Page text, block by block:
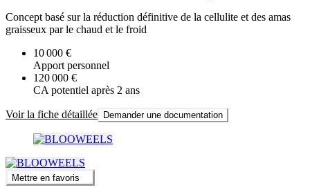
Concept basé sur la réduction définitive de la cellulite et des amas
graisseux par le chaud et le froid
10 000 €
Apport personnel
120 000 €
CA potentiel après 2 ans
Voir la fiche détaillée Demander une documentation
Mettre en favoris